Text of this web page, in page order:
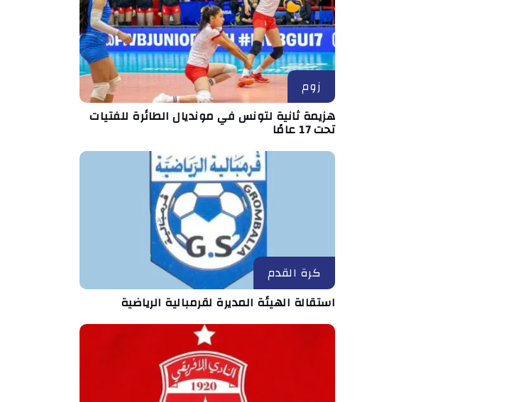
زوم
هزيمة ثانية لتونس في مونديال الطائرة للفتيات
تحت 17 عامًا
كرة القدم
استقالة الهيئة المديرة لقرمبالية الرياضية